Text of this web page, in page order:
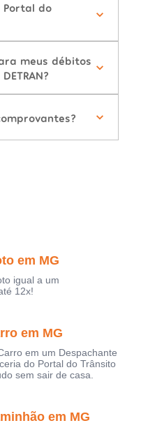
Portal do
meus débitos
em MG
igual a um
12x!
em MG
em um Despachante
do Portal do Trânsito
sem sair de casa.
em MG